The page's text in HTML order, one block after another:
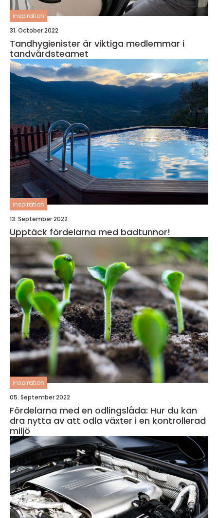
inspiration
31. October 2022
Tandhygienister är viktiga medlemmar i
tandvårdsteamet
inspiration
13. September 2022
Upptäck fördelarna med badtunnor!
inspiration
05. September 2022
Fördelarna med en odlingslåda: Hur du kan
dra nytta av att odla växter i en kontrollerad
miljö